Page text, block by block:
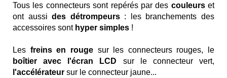
Tous les connecteurs sont repérés par des couleurset
ont aussides détrompeurs: les branchements des
accessoires sont hyper simples !
Les freins en rougesur les connecteurs rouges, le
boîtier avec l'écran LCD sur le connecteur vert,
l'accélérateur sur le connecteur jaune...